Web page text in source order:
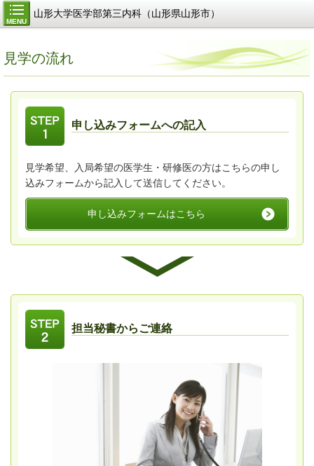
MENU
山形大学医学部第三内科（山形県山形市）
見学の流れ
申し込みフォームへの記入
見学希望、入局希望の医学生・研修医の方はこちらの申し
込みフォームから記入して送信してください。
申し込みフォームはこちら
担当秘書からご連絡